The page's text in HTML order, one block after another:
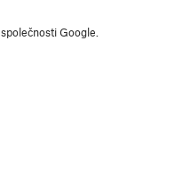
společnosti Google.